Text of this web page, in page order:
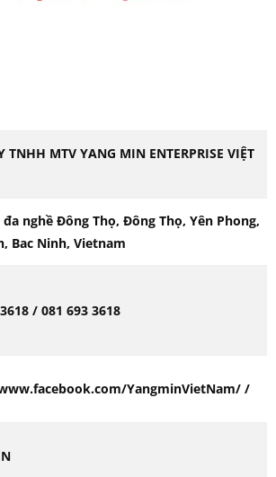
TNHH MTV YANG MIN ENTERPRISE VIỆT
đa nghề Đông Thọ, Đông Thọ, Yên Phong,
Bac Ninh, Vietnam
/ 081 693 3618
YangminVietNam/ /